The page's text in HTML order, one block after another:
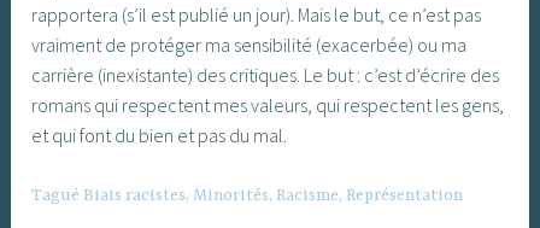
rapportera (s’il est publié un jour). Mais le but, ce n’est pas
vraiment de protéger ma sensibilité (exacerbée) ou ma
carrière (inexistante) des critiques. Le but : c’est d’écrire des
romans qui respectent mes valeurs, qui respectent les gens,
et qui font du bien et pas du mal.
TaguéBiais racistes,Minorités,Racisme,Représentation